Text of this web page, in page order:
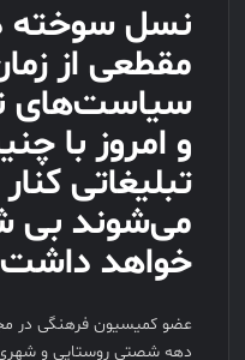
نسل سوخته
مقطعی از
سیاست‌های
و امروز با
تبلیغاتی
می‌شوند بی
خواهد داشت
عضو کمیسیون فرهنگى در
دهه شصتی روستایی و شهری